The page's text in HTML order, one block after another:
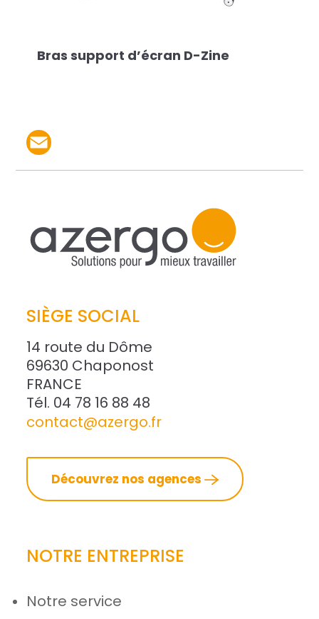
Bras support d’écran D-Zine
Partager le produit par
SIÈGE SOCIAL
14 route du Dôme
69630 Chaponost
FRANCE
Tél. 04 78 16 88 48
contact@azergo.fr
Découvrez nos agences
NOTRE ENTREPRISE
Notre service